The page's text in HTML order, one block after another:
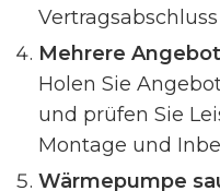
Mehrere
Holen Sie
und prüfen Sie
Montage und
Wärmepumpe